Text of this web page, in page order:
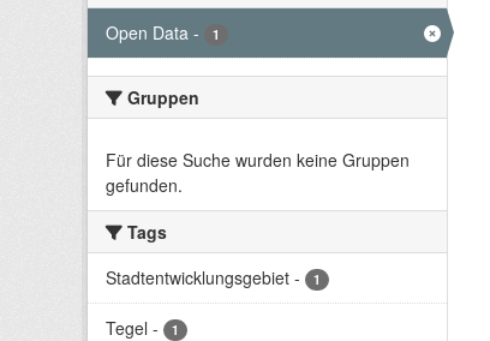
Open Data - 1
Gruppen
Für diese Suche wurden keine Gruppen
gefunden.
Tags
Stadtentwicklungsgebiet - 1
Tegel - 1